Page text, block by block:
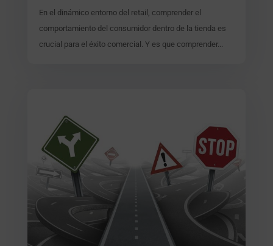
En el dinámico entorno del retail, comprender el
comportamiento del consumidor dentro de la tienda es
crucial para el éxito comercial. Y es que comprender...